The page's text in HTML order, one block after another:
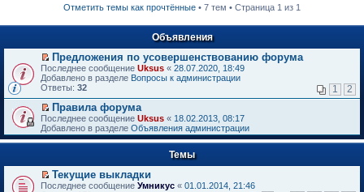
Отметить темы как прочтённые • 7 тем • Страница 1 из 1
Объявления
П
е
р
й
т
и
к
п
в
о
Предложения по усовершенствованию форума
Последнее сообщение Uksus « 28.07.2020, 18:49
Добавлено в разделе Вопросы к администрации
Ответы: 32 1 2
П
е
р
е
т
и
к
Правила форума
Последнее сообщение Uksus « 18.02.2013, 08:17
Добавлено в разделе Объявления администрации
Темы
П
Текущие выкладки
Последнее сообщение Умникус « 01.01.2014, 21:46